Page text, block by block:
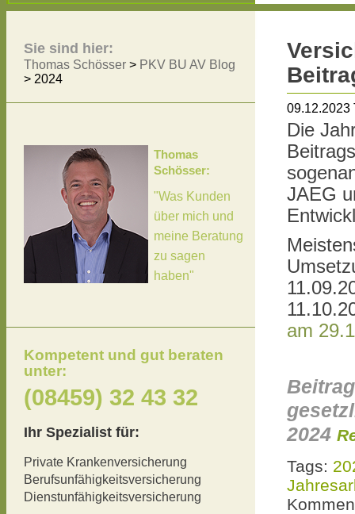
09.12.2023
Die
JAEG
am
2024
Tags:
Sie sind hier:
Thomas Schösser > PKV BU AV Blog
> 2024
Thomas
Schösser:
"Was Kunden
über mich und
meine Beratung
zu sagen
haben"
Kompetent und gut beraten
unter:
(08459) 32 43 32
Ihr Spezialist für:
Private Krankenversicherung
Berufsunfähigkeitsversicherung
Dienstunfähigkeitsversicherung